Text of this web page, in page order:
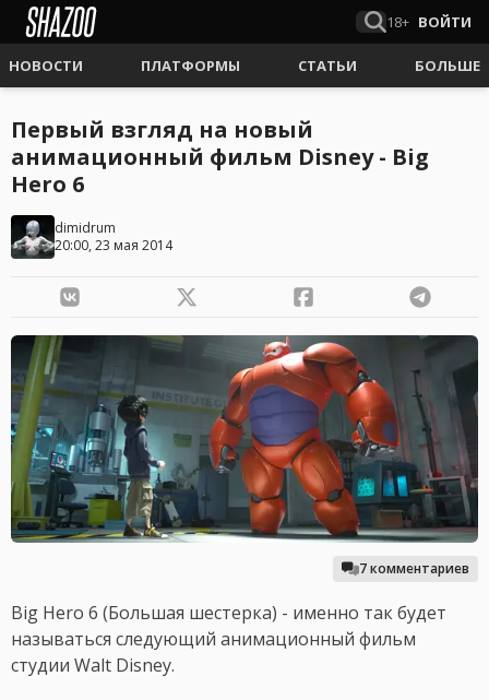
18+ ВОЙТИ
НОВОСТИ ПЛАТФОРМЫ СТАТЬИ БОЛЬШЕ
Первый взгляд на новый
анимационный фильм Disney - Big
Hero 6
dimidrum
20:00, 23 мая 2014
7 комментариев
Big Hero 6 (Большая шестерка) - именно так будет
называться следующий анимационный фильм
студии Walt Disney.